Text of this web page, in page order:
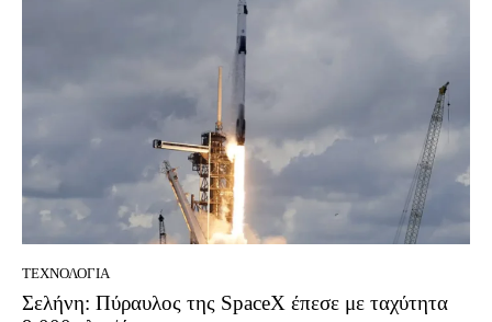
ΤΕΧΝΟΛΟΓΊΑ
Σελήνη: Πύραυλος της SpaceX έπεσε με ταχύτητα